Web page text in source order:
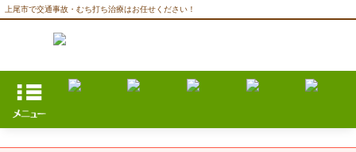
上尾市で交通事故・むち打ち治療はお任せください！